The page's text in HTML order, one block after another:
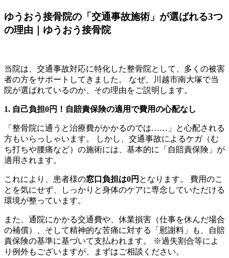
ゆうおう接骨院の「交通事故施術」が選ばれる3つ
の理由｜ゆうおう接骨院
当院は、交通事故対応に特化した整骨院として、多くの被害
者の方をサポートしてきました。 なぜ、川越市南大塚で当
院が選ばれているのか、その理由をご説明します。
1. 自己負担0円！自賠責保険の適用で費用の心配なし
「整骨院に通うと治療費がかかるのでは……」と心配される
方もいらっしゃいます。 しかし、交通事故によるケガ（む
ち打ちや腰痛など）の施術には、基本的に「自賠責保険」が
適用されます。
これにより、患者様の窓口負担は0円 となります。 費用のこ
とを気にせず、しっかりと身体のケアに専念していただける
環境が整っています。
また、通院にかかる交通費や、休業損害（仕事を休んだ場合
の補償）、そして精神的な苦痛に対する「慰謝料」も、自賠
責保険の基準に基づいて支払われます。 ※過失割合等によ
り例外もございますが、まずはご相談ください。